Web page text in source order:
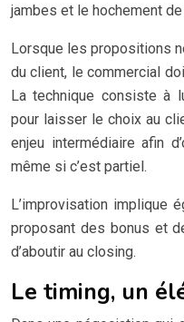
jambes et le hochement
Lorsque les propositions
du client, le commercial
La technique consiste à
pour laisser le choix au
enjeu intermédiaire afin
même si c’est partiel.
L’improvisation implique
proposant des bonus et
d’aboutir au closing.
Le timing, un